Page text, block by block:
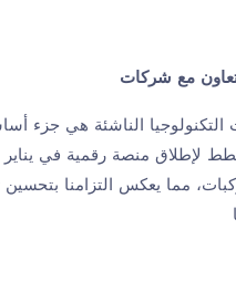
الناشئة هي جزء
مما يعكس التزامنا بتحسين